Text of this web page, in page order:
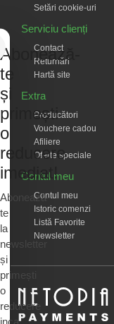
Setări cookie-uri
Serviciu clienți
Contact
Returnări
Hartă site
Extra
Producători
Vouchere cadou
Afiliere
Oferte speciale
Contul meu
Contul meu
Istoric comenzi
Listă Favorite
Newsletter
Abonează-
te
și
primești
o
reducere
imediat!
Abonează-
te
la
newsletter
și
primești
o
reducere
inca